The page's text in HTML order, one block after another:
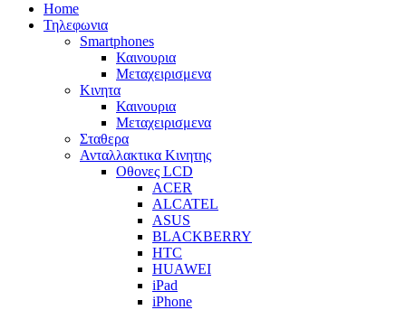
Home
Τηλεφωνια
Smartphones
Καινουρια
Μεταχειρισμενα
Κινητα
Καινουρια
Μεταχειρισμενα
Σταθερα
Ανταλλακτικα Κινητης
Οθονες LCD
ACER
ALCATEL
ASUS
BLACKBERRY
HTC
HUAWEI
iPad
iPhone